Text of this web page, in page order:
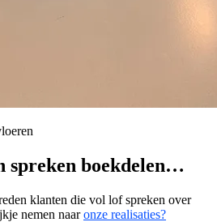
spreken boekdelen…
klanten die vol lof spreken over
nemen naaronze realisaties?